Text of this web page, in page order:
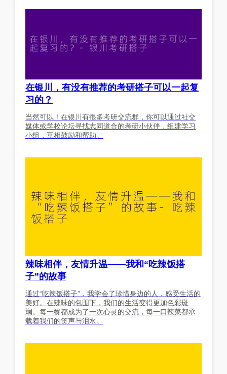
在银川，有没有推荐的考研搭子可以一起复
习的？
当然可以！在银川有很多考研交流群，你可以通过社交
媒体或学校论坛寻找志同道合的考研小伙伴，组建学习
小组，互相鼓励和帮助。
辣味相伴，友情升温——我和“吃辣饭搭
子”的故事
通过“吃辣饭搭子”，我学会了珍惜身边的人，感受生活的
美好。在辣味的包围下，我们的生活变得更加色彩斑
斓。每一餐都成为了一次心灵的交流，每一口辣菜都承
载着我们的笑声与泪水。